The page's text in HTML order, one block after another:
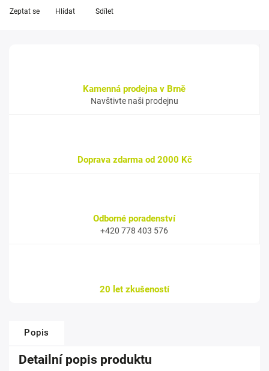
Zeptat se Hlídat Sdílet
Kamenná prodejna v Brně
Navštivte naši prodejnu
Doprava zdarma od 2000 Kč
Odborné poradenství
+420 778 403 576
20 let zkušeností
Popis
Detailní popis produktu